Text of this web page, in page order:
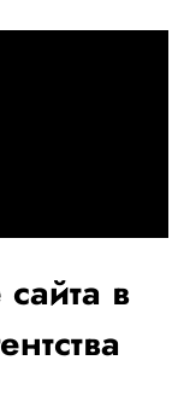
в